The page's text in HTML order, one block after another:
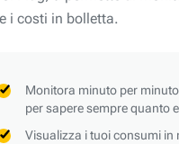
i costi in bolletta.
Monitora minuto per
per sapere sempre quanto
Visualizza i tuoi consumi